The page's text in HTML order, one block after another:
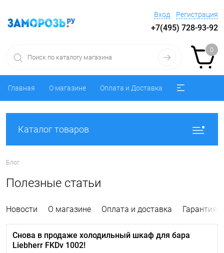
Вход Регистрация
+7(495) 728-93-92
0
Главная О магазине Оплата и Доставка
Каталог товаров
Блог
Полезные статьи
Новости О магазине Оплата и доставка Гарантия
Снова в продаже холодильный шкаф для бара
Liebherr FKDv 1002!